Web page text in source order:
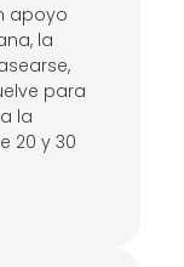
apoyo
la
para
la
20 y 30